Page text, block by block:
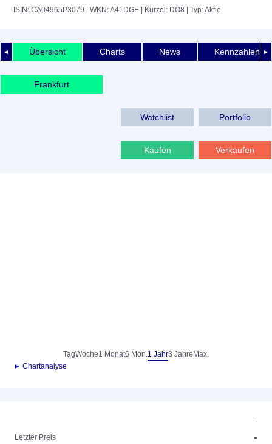
ISIN: CA04965P3079 | WKN: A41DGE | Kürzel: DO8 | Typ: Aktie
◄ ►
Übersicht Charts News Kennzahlen
Frankfurt
Watchlist Portfolio
Kaufen Verkaufen
TagWoche1 Monat6 Mon.1 Jahr3 Jahre Max.
► Chartanalyse
-
Letzter Preis
-